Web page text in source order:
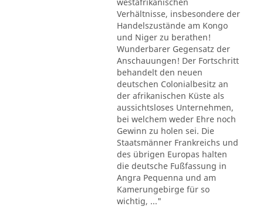
Verhältnisse, insbesondere der
Handelszustände am Kongo
und Niger zu berathen!
Wunderbarer Gegensatz der
Anschauungen! Der Fortschritt
behandelt den neuen
deutschen Colonialbesitz an
der afrikanischen Küste als
aussichtsloses Unternehmen,
bei welchem weder Ehre noch
Gewinn zu holen sei. Die
Staatsmänner Frankreichs und
des übrigen Europas halten
die deutsche Fußfassung in
Angra Pequenna und am
Kamerungebirge für so
wichtig, ..."